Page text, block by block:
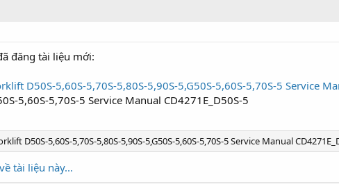
đăng tài liệu mới:
D50S-5,60S-5,70S-5,80S-5,90S-5,G50S-5,60S-5,70S-5 Service
5,60S-5,70S-5 Service Manual CD4271E_D50S-5
D50S-5,60S-5,70S-5,80S-5,90S-5,G50S-5,60S-5,70S-5 Service Manual
tài liệu này...